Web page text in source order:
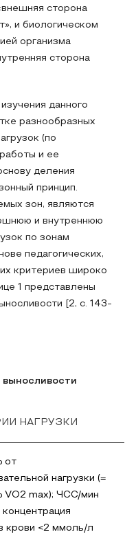
сторона
и биологическом
организма
сторона
данного
разнообразных
(по
и ее
деления
принцип.
зон, являются
и внутреннюю
по зонам
педагогических,
критериев широко
1 представлены
[2, с. 143-
НАГРУЗКИ
от
нагрузки (=
VO2 max); ЧСС/мин
крови <2 ммоль/л